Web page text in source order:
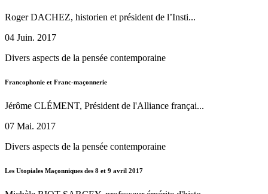
Roger DACHEZ, historien et président de l’Insti...
04 Juin. 2017
Divers aspects de la pensée contemporaine
Francophonie et Franc-maçonnerie
Jérôme CLÉMENT, Président de l'Alliance françai...
07 Mai. 2017
Divers aspects de la pensée contemporaine
Les Utopiales Maçonniques des 8 et 9 avril 2017